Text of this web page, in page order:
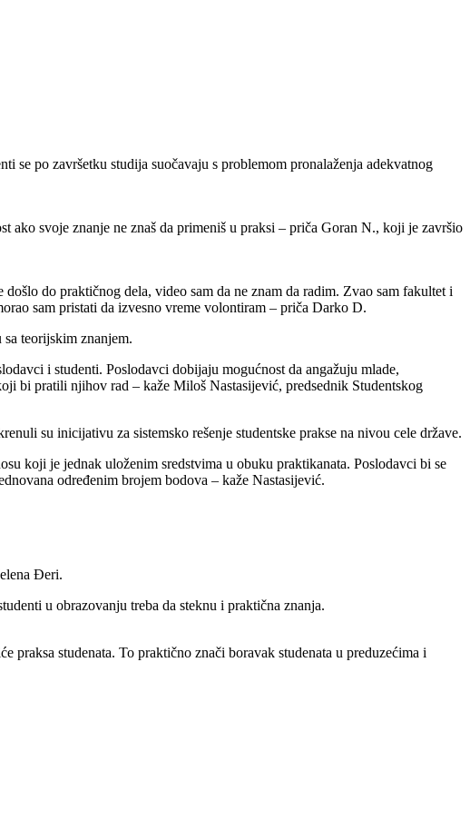
se po završetku studija suočavaju s problemom pronalaženja adekvatnog
ako svoje znanje ne znaš da primeniš u praksi – priča Goran N., koji je završio
do praktičnog dela, video sam da ne znam da radim. Zvao sam fakultet i
sam pristati da izvesno vreme volontiram – priča Darko D.
teorijskim znanjem.
i studenti. Poslodavci dobijaju mogućnost da angažuju mlade,
bi pratili njihov rad – kaže Miloš Nastasijević, predsednik Studentskog
su inicijativu za sistemsko rešenje studentske prakse na nivou cele države.
koji je jednak uloženim sredstvima u obuku praktikanata. Poslodavci bi se
određenim brojem bodova – kaže Nastasijević.
Đeri.
u obrazovanju treba da steknu i praktična znanja.
studenata. To praktično znači boravak studenata u preduzećima i